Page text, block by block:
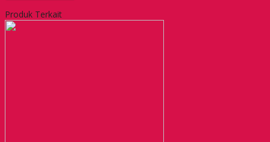
Produk Terkait